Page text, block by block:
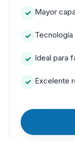
Mayor
Tecnología
Ideal para
Excelente